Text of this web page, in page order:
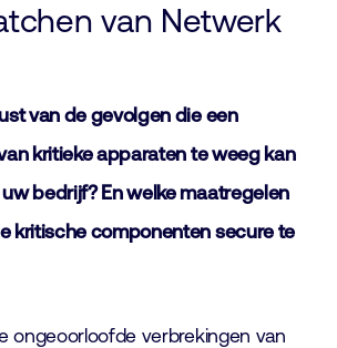
van Netwerk
vande gevolgen die een
kritieke apparaten te weeg kan
bedrijf? En welke maatregelen
kritische componenten secure te
ongeoorloofde verbrekingen van